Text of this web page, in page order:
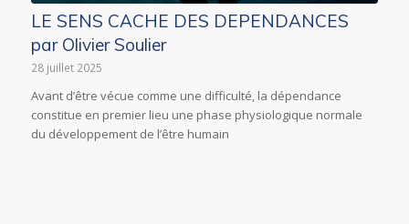
LE SENS CACHE DES DEPENDANCES
par Olivier Soulier
28 juillet 2025
Avant d’être vécue comme une difficulté, la dépendance
constitue en premier lieu une phase physiologique normale
du développement de l’être humain